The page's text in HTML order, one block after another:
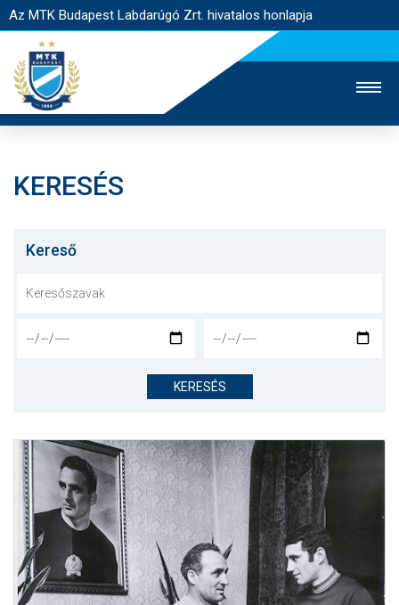
Az MTK Budapest Labdarúgó Zrt. hivatalos honlapja
JEGYÉRTÉKESÍTÉS
NYITÓLAP
CSAPATOK
KLUB
GALÉRIA
SZURKOLÓI ÉLMÉNYEK
AKKREDITÁCIÓ
KERESÉS
Kereső
KERESÉS